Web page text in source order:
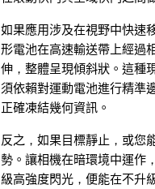
如果應用涉及在視野中快速
形電池在高速輸送帶上經過
伸，整體呈現傾斜狀。這種
須依賴對運動電池進行精準
正確凍結幾何資訊。
反之，如果目標靜止，或您
勢。讓相機在暗環境中運作
級高強度閃光，便能在不升